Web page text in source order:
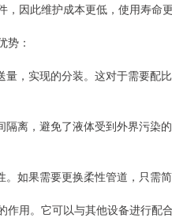
因此维护成本更低，使用寿命更
势：
，实现的分装。这对于需要配
离，避免了液体受到外界污染
如果需要更换柔性管道，只需
用。它可以与其他设备进行配